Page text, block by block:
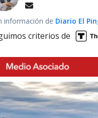
información de Diario El
criterios de